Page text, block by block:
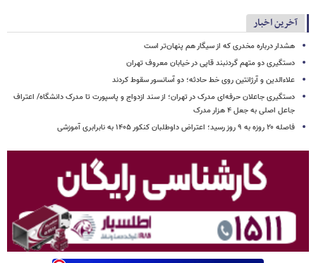
آخرین اخبار
هشدار درباره مخدری که از سیگار هم پنهان‌تر است
دستگیری دو متهم گردنبند قاپی در خیابان معروف تهران
علاءالدین و آرژانتین روی خط حادثه؛ دو آسانسور سقوط کردند
دستگیری جاعلان حرفه‌ای مدرک در تهران؛ از سند ازدواج و پاسپورت تا مدرک دانشگاه/ اعتراف
جاعل اصلی به جعل ۴ هزار مدرک
فاصله ۲۰ روزه به ۹ روز رسید؛ اعتراض داوطلبان کنکور ۱۴۰۵ به نابرابری آموزشی